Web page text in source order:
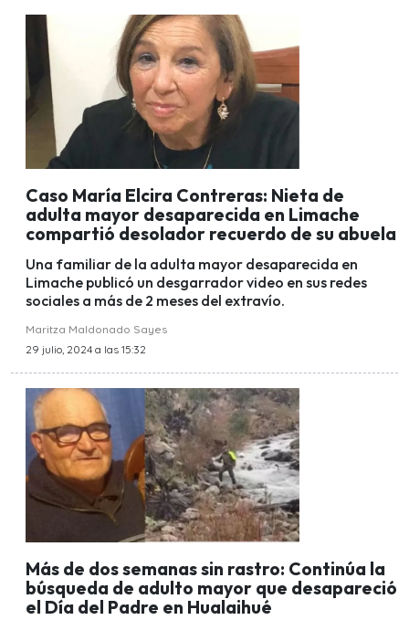
Caso María Elcira Contreras: Nieta de
adulta mayor desaparecida en Limache
compartió desolador recuerdo de su abuela
Una familiar de la adulta mayor desaparecida en
Limache publicó un desgarrador video en sus redes
sociales a más de 2 meses del extravío.
Maritza Maldonado Sayes
29 julio, 2024 a las 15:32
Más de dos semanas sin rastro: Continúa la
búsqueda de adulto mayor que desapareció
el Día del Padre en Hualaihué